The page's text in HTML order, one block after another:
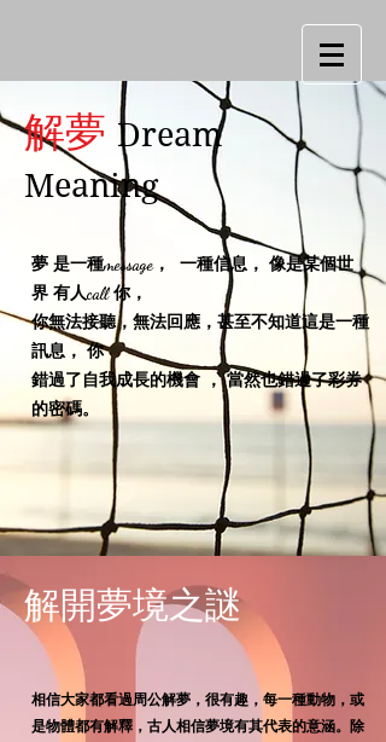
解夢 Dream
Meaning
夢 是一種message， 一種信息， 像是某個世
界 有人call 你，
你無法接聽，無法回應，甚至不知道這是一種
訊息， 你
錯過了自我成長的機會 ， 當然也錯過了彩券
的密碼。
​解開夢境之謎
相信大家都看過周公解夢，很有趣，每一種動物，或
是物體都有解釋，古人相信夢境有其代表的意涵。除